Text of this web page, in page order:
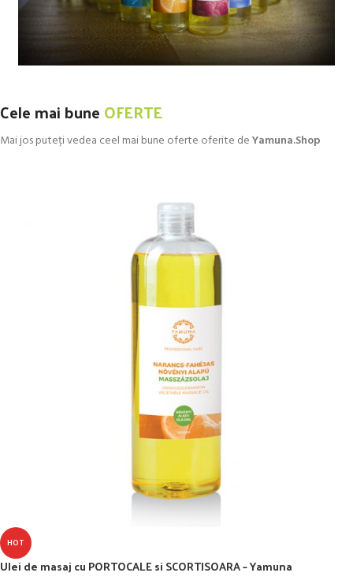
Cele mai buneOFERTE
Mai jos puteți vedea ceel mai bune oferte oferite deYamuna.Shop
HOT
Ulei de masaj cu PORTOCALE si SCORTISOARA – Yamuna